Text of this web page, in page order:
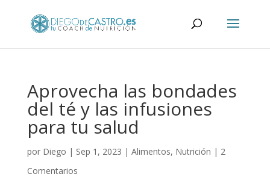
Aprovecha las bondades
del té y las infusiones
para tu salud
por Diego | Sep 1, 2023 | Alimentos, Nutrición | 2
Comentarios